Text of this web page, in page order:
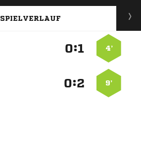
SPIELVERLAUF
4’
:
9’
: